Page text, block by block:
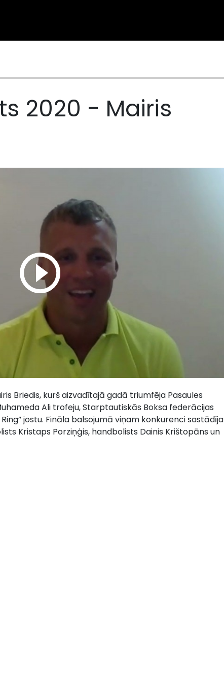
2020 - Mairis
Briedis, kurš aizvadītajā gadā triumfēja Pasaules
Ali trofeju, Starptautiskās Boksa federācijas
jostu. Fināla balsojumā viņam konkurenci sastādīja
Kristaps Porziņģis, handbolists Dainis Krištopāns un